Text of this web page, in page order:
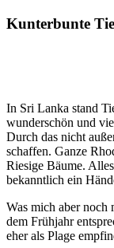
Kunterbunte
In Sri Lanka stand
wunderschön und
Durch das nicht
schaffen. Ganze
Riesige Bäume.
bekanntlich ein
Was mich aber noch
dem Frühjahr
eher als Plage